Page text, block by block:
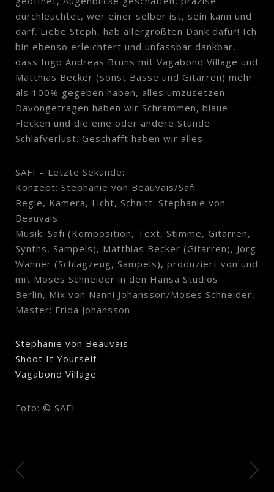
durchleuchtet, wer einer selber ist, sein kann und
darf. Liebe Steph, hab allergrößten Dank dafür! Ich
bin ebenso erleichtert und unfassbar dankbar,
dass Ingo Andreas Bruns mit Vagabond Village und
Matthias Becker (sonst Bässe und Gitarren) mehr
als 100% gegeben haben, alles umzusetzen.
Davongetragen haben wir Schrammen, blaue
Flecken und die eine oder andere Stunde
Schlafverlust. Geschafft haben wir alles.
SAFI – Letzte Sekunde:
Konzept: Stephanie von Beauvais/Safi
Regie, Kamera, Licht, Schnitt: Stephanie von
Beauvais
Musik: Safi (Komposition, Text, Stimme, Gitarren,
Synths, Sampels), Matthias Becker (Gitarren), Jörg
Wähner (Schlagzeug, Sampels), produziert von und
mit Moses Schneider in den Hansa Studios
Berlin, Mix von Nanni Johansson/Moses Schneider,
Master: Frida Johansson
Stephanie von Beauvais
Shoot It Yourself
Vagabond Village
Foto: © SAFI